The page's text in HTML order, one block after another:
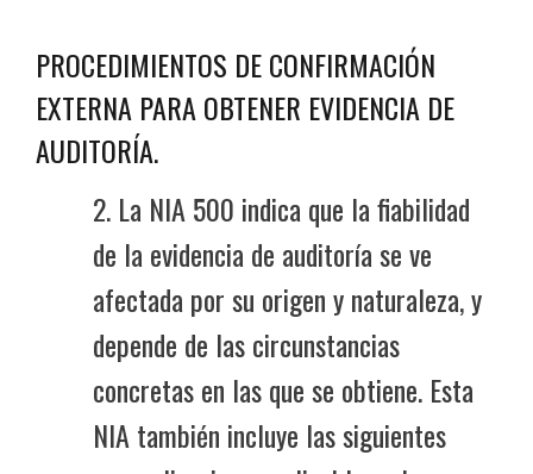
PROCEDIMIENTOS DE CONFIRMACIÓN
EXTERNA PARA OBTENER EVIDENCIA DE
AUDITORÍA.
2. La NIA 500 indica que la fiabilidad
de la evidencia de auditoría se ve
afectada por su origen y naturaleza, y
depende de las circunstancias
concretas en las que se obtiene. Esta
NIA también incluye las siguientes